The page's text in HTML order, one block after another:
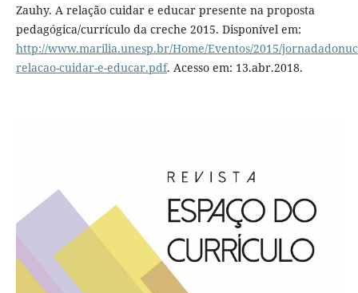
Zauhy. A relação cuidar e educar presente na proposta
pedagógica/currículo da creche 2015. Disponível em:
http://www.marilia.unesp.br/Home/Eventos/2015/
relacao-cuidar-e-educar.pdf. Acesso em: 13.abr.2018.